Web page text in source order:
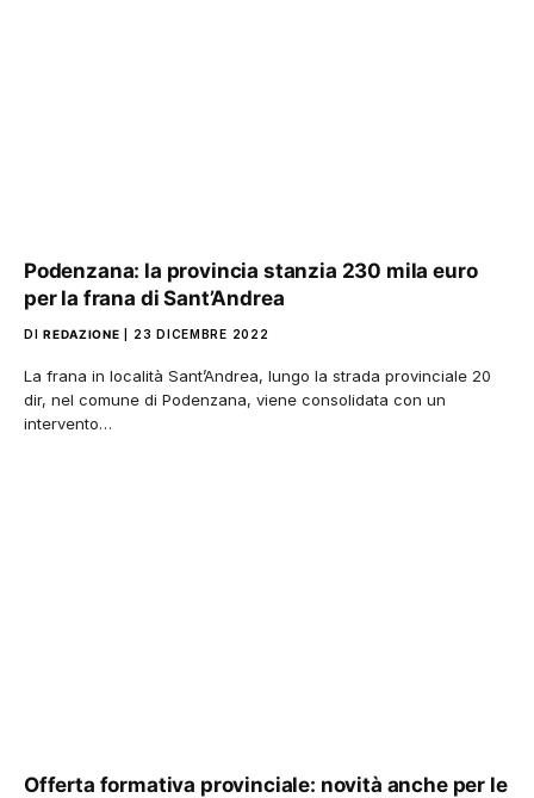
Podenzana: la provincia stanzia 230 mila euro
per la frana di Sant’Andrea
DI REDAZIONE 23 DICEMBRE 2022
La frana in località Sant’Andrea, lungo la strada provinciale 20
dir, nel comune di Podenzana, viene consolidata con un
intervento…
Offerta formativa provinciale: novità anche per le